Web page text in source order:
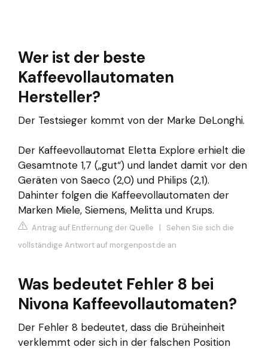
Wer ist der beste
Kaffeevollautomaten
Hersteller?
Der Testsieger kommt von der Marke DeLonghi.
Der Kaffeevollautomat Eletta Explore erhielt die
Gesamtnote 1,7 („gut“) und landet damit vor den
Geräten von Saeco (2,0) und Philips (2,1).
Dahinter folgen die Kaffeevollautomaten der
Marken Miele, Siemens, Melitta und Krups.
Antrag auf Entfernung der Quelle | Sehen Sie sich die
vollständige Antwort auf morgenpost.de an
Was bedeutet Fehler 8 bei
Nivona Kaffeevollautomaten?
Der Fehler 8 bedeutet, dass die Brüheinheit
verklemmt oder sich in der falschen Position